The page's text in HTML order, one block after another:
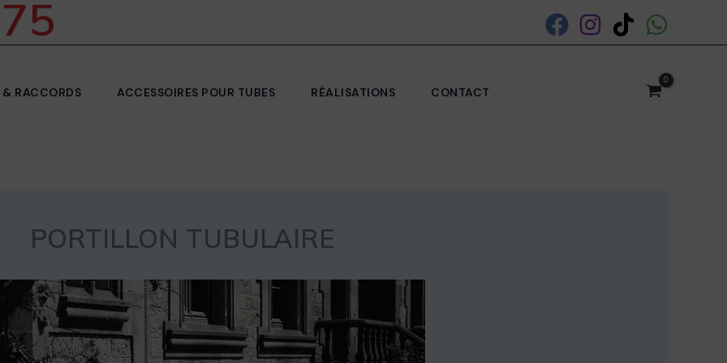
& RACCORDS ACCESSOIRES POUR TUBES RÉALISATIONS CONTACT
PORTILLON TUBULAIRE